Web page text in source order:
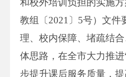
和校外培训负担的实施
教组〔2021〕5号）文件
理、校内保障、堵疏结
体思路，在全市大力推
步提升课后服务质量，